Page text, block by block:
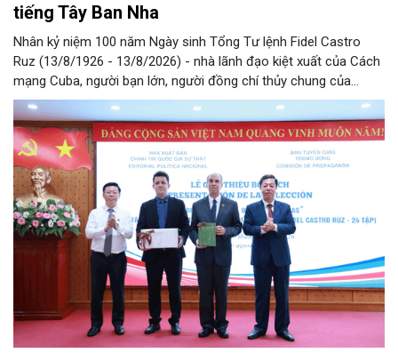
tiếng Tây Ban Nha
Nhân kỷ niệm 100 năm Ngày sinh Tổng Tư lệnh Fidel Castro
Ruz (13/8/1926 - 13/8/2026) - nhà lãnh đạo kiệt xuất của Cách
mạng Cuba, người bạn lớn, người đồng chí thủy chung của
Đảng, Nhà nước và nhân dân Việt Nam, chiều 5/8, tại Hà Nội,
Nhà xuất bản Chính trị quốc gia Sự thật phối hợp với Ban Tuyên
giáo Trung ương tổ chức Lễ giới thiệu bộ sách “Tuyển tập các
tác phẩm chọn lọc của Tổng Tư lệnh Fidel Castro Ruz” gồm 24
tập bằng tiếng Tây Ban Nha.